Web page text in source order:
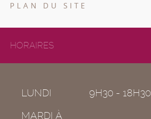
PLAN DU SITE
HORAIRES
LUNDI
9H30 - 18H30
MARDI À